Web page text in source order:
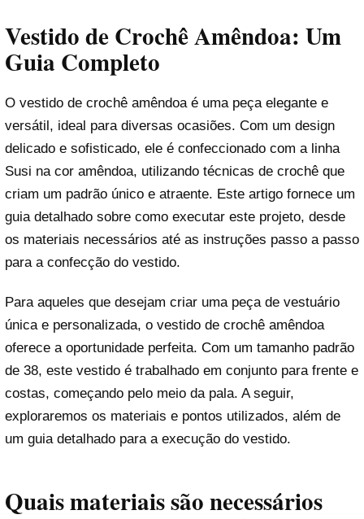
Vestido de Crochê Amêndoa: Um
Guia Completo
O vestido de crochê amêndoa é uma peça elegante e
versátil, ideal para diversas ocasiões. Com um design
delicado e sofisticado, ele é confeccionado com a linha
Susi na cor amêndoa, utilizando técnicas de crochê que
criam um padrão único e atraente. Este artigo fornece um
guia detalhado sobre como executar este projeto, desde
os materiais necessários até as instruções passo a passo
para a confecção do vestido.
Para aqueles que desejam criar uma peça de vestuário
única e personalizada, o vestido de crochê amêndoa
oferece a oportunidade perfeita. Com um tamanho padrão
de 38, este vestido é trabalhado em conjunto para frente e
costas, começando pelo meio da pala. A seguir,
exploraremos os materiais e pontos utilizados, além de
um guia detalhado para a execução do vestido.
Quais materiais são necessários